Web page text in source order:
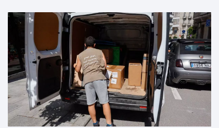
SUCESOS
Hospitalizan a una madre de Sada y hallan
muerto a su recién nacido